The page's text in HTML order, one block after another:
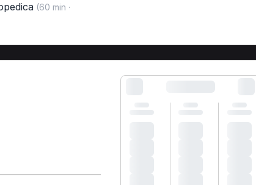
(60 min ·